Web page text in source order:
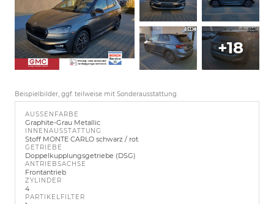
+18
Beispielbilder, ggf. teilweise mit Sonderausstattung
AUSSENFARBE
Graphite-Grau Metallic
INNENAUSSTATTUNG
Stoff MONTE CARLO schwarz / rot
GETRIEBE
Doppelkupplungsgetriebe (DSG)
ANTRIEBSACHSE
Frontantrieb
ZYLINDER
4
PARTIKELFILTER